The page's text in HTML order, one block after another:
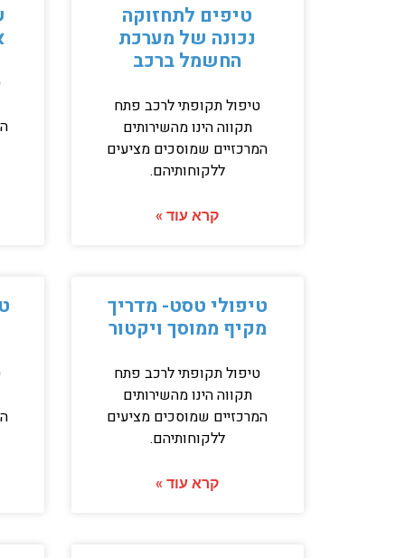
טיפים לתחזוקה
נכונה של מערכת
החשמל ברכב
טיפול תקופתי לרכב פתח
תקווה הינו מהשירותים
המרכזיים שמוסכים מציעים
ללקוחותיהם.
קרא עוד »
טיפולי טסט- מדריך
מקיף ממוסך ויקטור
טיפול תקופתי לרכב פתח
תקווה הינו מהשירותים
המרכזיים שמוסכים מציעים
ללקוחותיהם.
קרא עוד »